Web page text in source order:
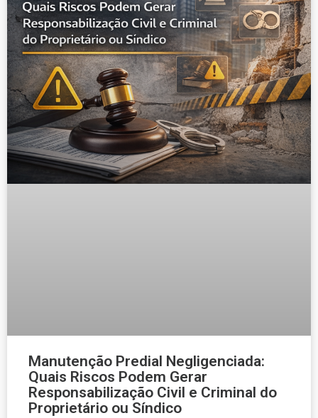
Manutenção Predial Negligenciada:
Quais Riscos Podem Gerar
Responsabilização Civil e Criminal do
Proprietário ou Síndico